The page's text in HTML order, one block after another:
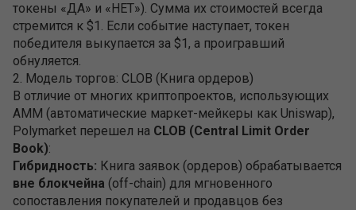
токены «ДА» и «НЕТ»). Сумма их стоимостей всегда
стремится к $1. Если событие наступает, токен
победителя выкупается за $1, а проигравший
обнуляется.
2. Модель торгов: CLOB (Книга ордеров)
В отличие от многих криптопроектов, использующих
AMM (автоматические маркет-мейкеры как Uniswap),
Polymarket перешел на CLOB (Central Limit Order
Book):
Гибридность: Книга заявок (ордеров) обрабатывается
вне блокчейна (off-chain) для мгновенного
сопоставления покупателей и продавцов без